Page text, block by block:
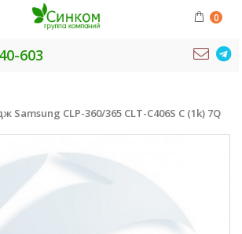
0
603
Samsung CLP-360/365 CLT-C406S С (1k) 7Q